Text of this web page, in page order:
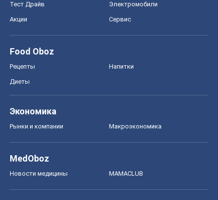
Тест Драйв Электромобили
Акции Сервис
Food Oboz
Рецепты Напитки
Диеты
Экономика
Рынки и компании Mакроэкономика
MedOboz
Новости медицины MAMACLUB